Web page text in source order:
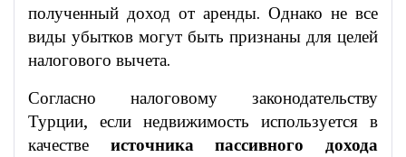
полученный доход от аренды. Однако не все
виды убытков могут быть признаны для целей
налогового вычета.
Согласно налоговому законодательству
Турции, если недвижимость используется в
качестве источника пассивного дохода